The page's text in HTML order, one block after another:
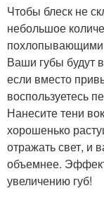
Чтобы блеск не
небольшое
похлопывающими
Ваши губы будут
если вместо
воспользуетесь
Нанесите тени
хорошенько
отражать свет, и
объемнее.
увеличению губ!